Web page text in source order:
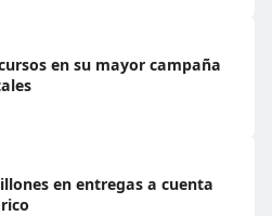
en su mayor campaña
en entregas a cuenta